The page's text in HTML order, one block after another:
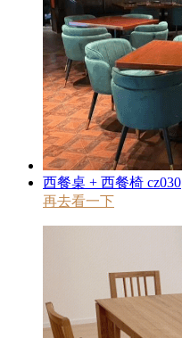
西餐桌 + 西餐椅 cz030
再去看一下